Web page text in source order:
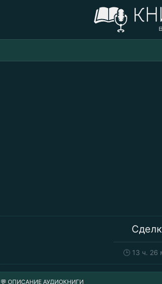
🕒 13 ч. 26
💬 ОПИСАНИЕ АУДИОКНИГИ